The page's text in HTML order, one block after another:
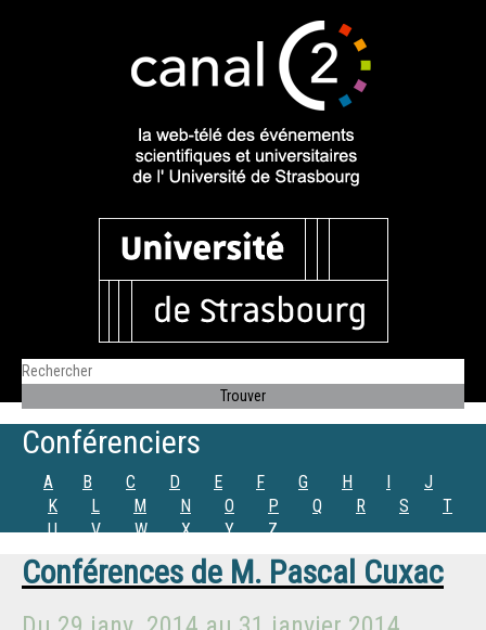
Conférenciers
A B C D E F G H I
J
K
L M N O P Q R S
T
U
V W X Y Z
Conférences de M. Pascal Cuxac